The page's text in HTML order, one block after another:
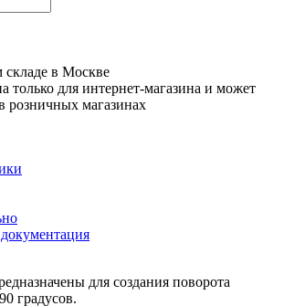
складе в Москве
только для интернет-магазина и может
розничных магазинах
для создания поворота
градусов.